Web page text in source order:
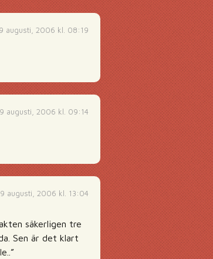
augusti, 2006 kl. 08:19
augusti, 2006 kl. 09:14
augusti, 2006 kl. 13:04
säkerligen tre
Sen är det klart